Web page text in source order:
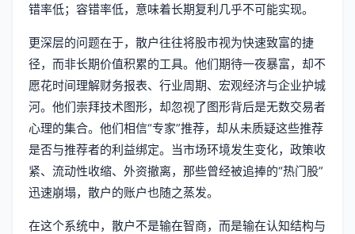
错率低；容错率低，意味着长期复利几乎不可能实现。
更深层的问题在于，散户往往将股市视为快速致富的捷
径，而非长期价值积累的工具。他们期待一夜暴富，却不
愿花时间理解财务报表、行业周期、宏观经济与企业护城
河。他们崇拜技术图形，却忽视了图形背后是无数交易者
心理的集合。他们相信“专家”推荐，却从未质疑这些推荐
是否与推荐者的利益绑定。当市场环境发生变化，政策收
紧、流动性收缩、外资撤离，那些曾经被追捧的“热门股”
迅速崩塌，散户的账户也随之蒸发。
在这个系统中，散户不是输在智商，而是输在认知结构与